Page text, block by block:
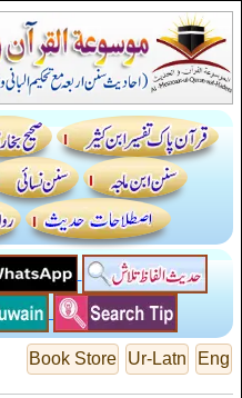
Eng
Ur-Latn
Book Store